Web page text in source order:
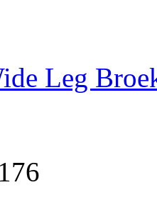
Leg